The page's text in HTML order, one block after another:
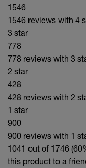
1546
1546 reviews with 4
3 star
778
778 reviews with 3
2 star
428
428 reviews with 2
1 star
900
900 reviews with 1
1041 out of 1746
this product to a